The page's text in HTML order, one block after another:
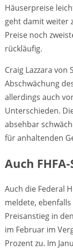
Häuserpreise
geht damit weiter
Preise noch
rückläufig.
Craig Lazzara von
Abschwächung
allerdings auch
Unterschieden.
absehbar
für anhaltenden
Auch
Auch die Federal
meldete,
Preisanstieg in
im Februar im
Prozent zu. Im